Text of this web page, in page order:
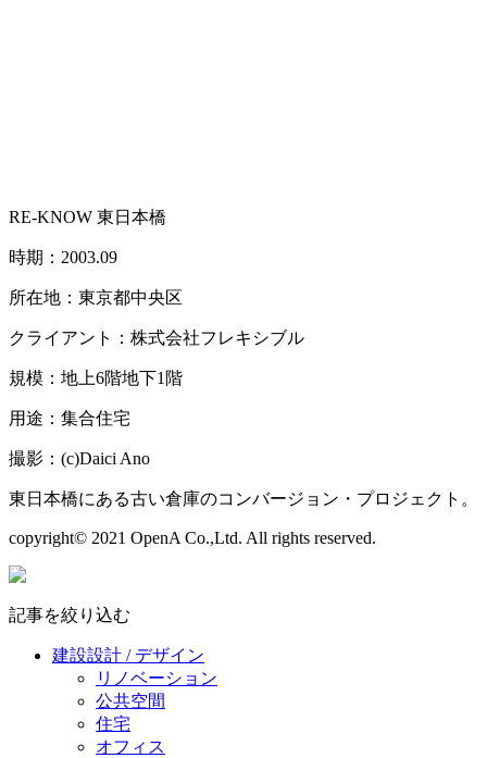
RE-KNOW 東日本橋
時期：2003.09
所在地：東京都中央区
クライアント：株式会社フレキシブル
規模：地上6階地下1階
用途：集合住宅
撮影：(c)Daici Ano
東日本橋にある古い倉庫のコンバージョン・プロジェクト。
copyright© 2021 OpenA Co.,Ltd. All rights reserved.
記事を絞り込む
建設設計 / デザイン
リノベーション
公共空間
住宅
オフィス